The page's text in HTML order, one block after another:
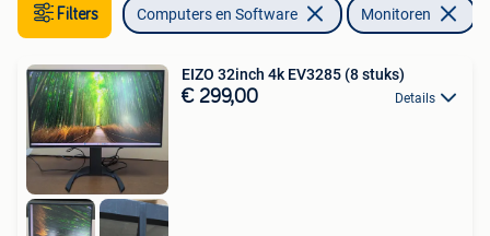
Filters Computers en Software Monitoren
EIZO 32inch 4k EV3285 (8 stuks)
€ 299,00 Details